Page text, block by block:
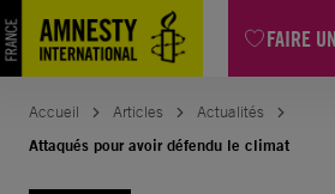
FAIRE
Aller
au
contenu
Accueil Articles
Actualités
Attaqués pour avoir défendu le climat